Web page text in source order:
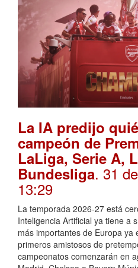
La IA predijo
campeón de
LaLiga, Serie A,
Bundesliga. 31
13:29
La temporada 2026-27 está
Inteligencia Artificial ya tiene a
más importantes de Europa ya
primeros amistosos de
campeonatos comenzarán en